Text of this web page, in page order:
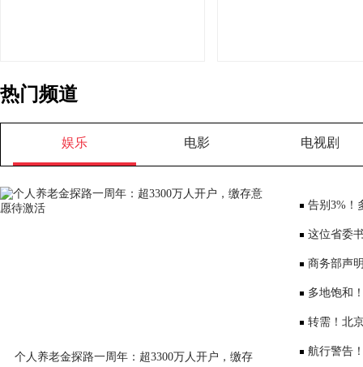
热门频道
娱乐 电影 电视剧
个人养老金探路一周年：超3300万人开户，缴存
告别3%！
将少3000元
这位省委
部、10位女
商务部声
大会”
多地饱和
序竞争仍是
转需！北
公布
航行警告